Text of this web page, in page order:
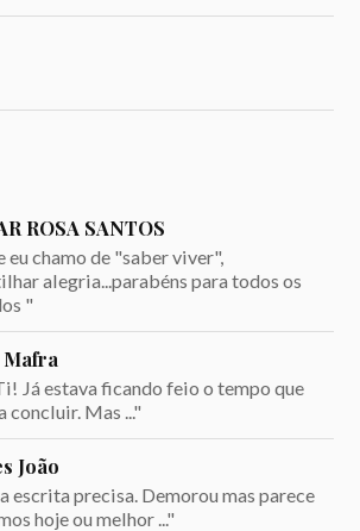
ROSA SANTOS
eu chamo de "saber viver",
alegria...parabéns para todos os
"
Já estava ficando feio o tempo que
concluir. Mas ..."
João
escrita precisa. Demorou mas parece
hoje ou melhor ..."